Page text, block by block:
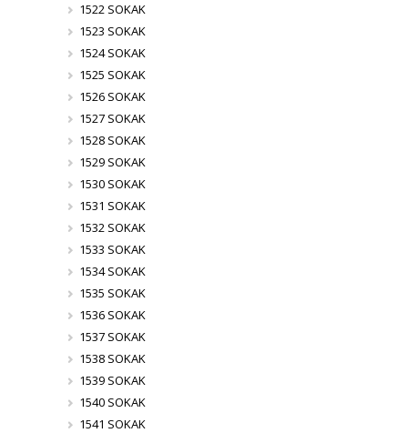
1522 SOKAK
1523 SOKAK
1524 SOKAK
1525 SOKAK
1526 SOKAK
1527 SOKAK
1528 SOKAK
1529 SOKAK
1530 SOKAK
1531 SOKAK
1532 SOKAK
1533 SOKAK
1534 SOKAK
1535 SOKAK
1536 SOKAK
1537 SOKAK
1538 SOKAK
1539 SOKAK
1540 SOKAK
1541 SOKAK